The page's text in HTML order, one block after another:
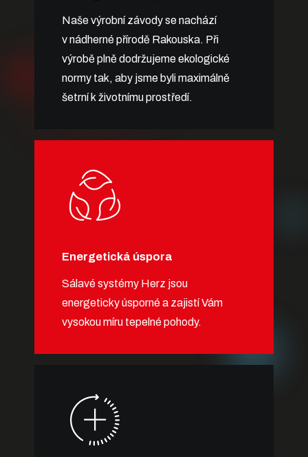
Naše výrobní závody se nachází
v nádherné přírodě Rakouska. Při
výrobě plně dodržujeme ekologické
normy tak, aby jsme byli maximálně
šetrní k životnímu prostředí.
Energetická úspora
Sálavé systémy Herz jsou
energeticky úsporné a zajistí Vám
vysokou míru tepelné pohody.